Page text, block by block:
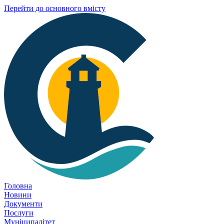
Перейти до основного вмісту
Головна
Новини
Документи
Послуги
Муніципалітет